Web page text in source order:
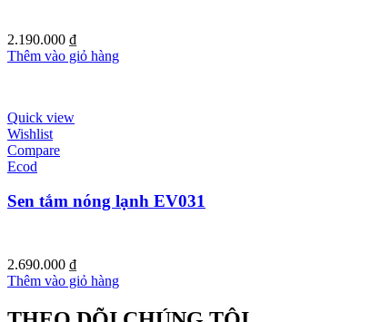
2.190.000 ₫
Thêm vào giỏ hàng
Quick view
Wishlist
Compare
Ecod
Sen tắm nóng lạnh EV031
2.690.000 ₫
Thêm vào giỏ hàng